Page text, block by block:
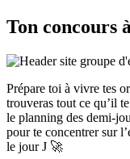
Ton concours
Prépare toi à vivre tes
trouveras tout ce qu’il
le planning des demi-
pour te concentrer sur
le jour J 🚀